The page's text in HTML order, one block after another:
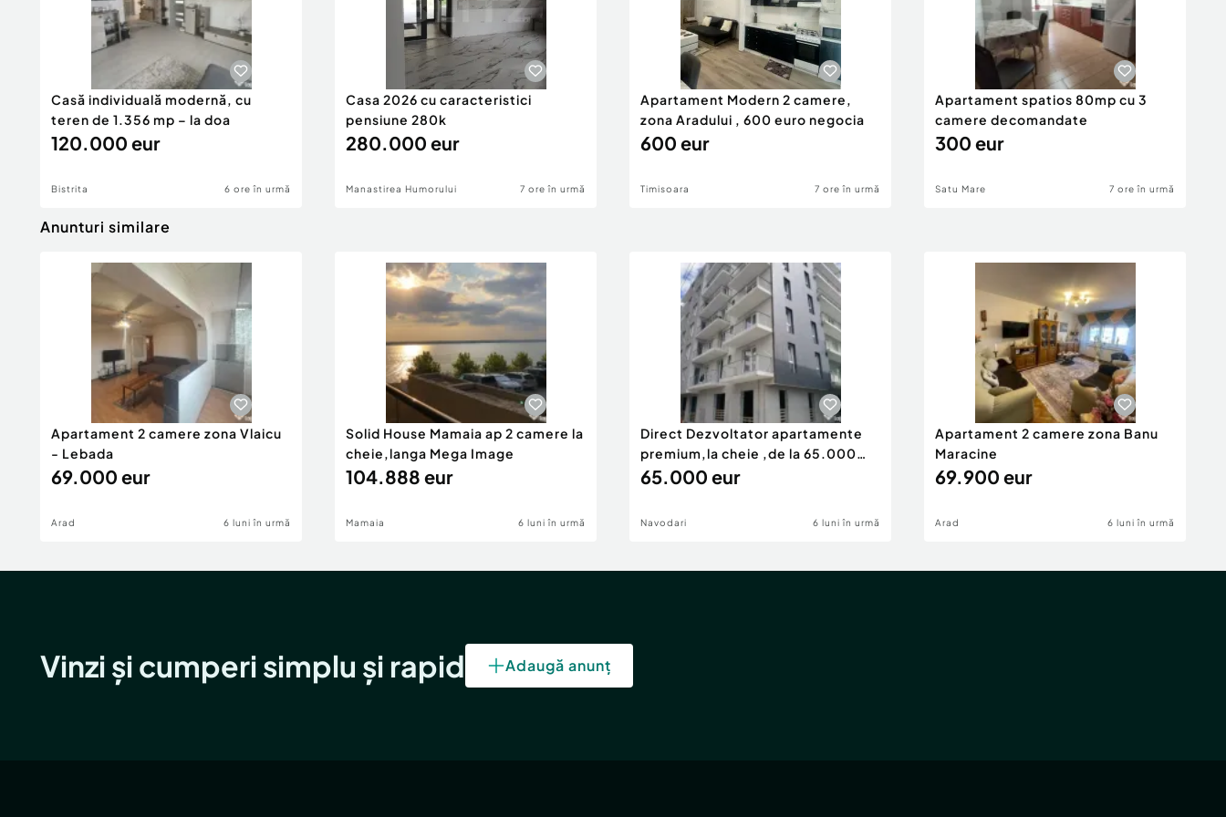
Casă individuală modernă, cu
teren de 1.356 mp – la doa
120.000 eur
Bistrita 6 ore în urmă
Casa 2026 cu caracteristici
pensiune 280k
280.000 eur
Manastirea Humorului 7 ore în urmă
Apartament Modern 2 camere,
zona Aradului , 600 euro negocia
600 eur
Timisoara 7 ore în urmă
Apartament spatios 80mp cu 3
camere decomandate
300 eur
Satu Mare 7 ore în urmă
Anunturi similare
Apartament 2 camere zona Vlaicu
- Lebada
69.000 eur
Arad 6 luni în urmă
Solid House Mamaia ap 2 camere la
cheie,langa Mega Image
104.888 eur
Mamaia 6 luni în urmă
Direct Dezvoltator apartamente
premium,la cheie ,de la 65.000
eur
65.000 eur
Navodari 6 luni în urmă
Apartament 2 camere zona Banu
Maracine
69.900 eur
Arad 6 luni în urmă
Vinzi și cumperi simplu și rapid Adaugă anunț